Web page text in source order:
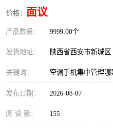
价格： 面议
产品数量： 9999.00个
发货地址： 陕西省西安市新城区
关键词： 空调手机集中管理哪
发布日期： 2026-08-07
阅 读 量： 155